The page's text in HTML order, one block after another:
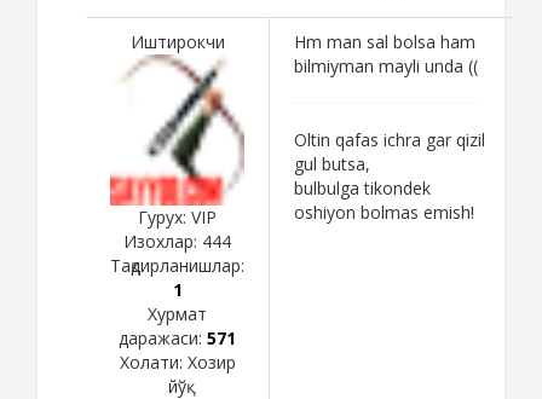
Иштирокчи
Гурух: VIP
Изохлар: 444
Тақдирланишлар:
1
Хурмат
даражаси: 571
Холати: Хозир
йўқ
Hm man sal bolsa ham
bilmiyman mayli unda ((
Oltin qafas ichra gar qizil
gul butsa,
bulbulga tikondek
oshiyon bolmas emish!